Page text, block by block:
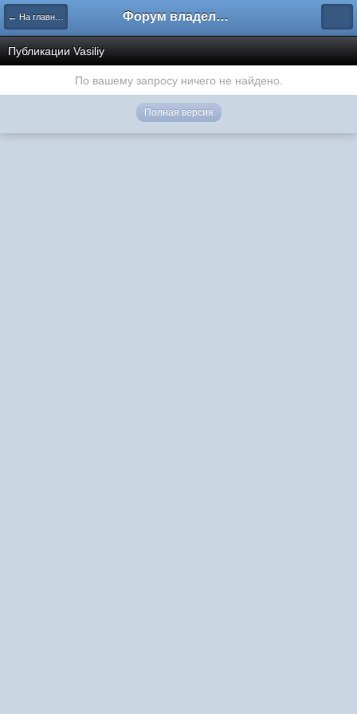
← На главную Форум владельцев интернет-магазинов
Публикации Vasiliy
По вашему запросу ничего не найдено.
Полная версия